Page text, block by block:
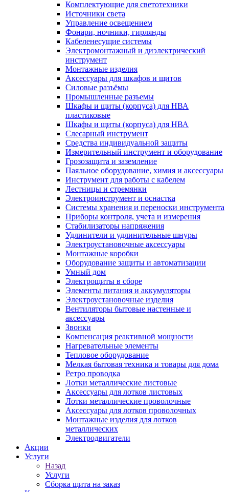
Комплектующие для светотехники
Источники света
Управление освещением
Фонари, ночники, гирлянды
Кабеленесущие системы
Электромонтажный и диэлектрический
инструмент
Монтажные изделия
Аксессуары для шкафов и щитов
Силовые разъёмы
Промышленные разъемы
Шкафы и щиты (корпуса) для НВА
пластиковые
Шкафы и щиты (корпуса) для НВА
Слесарный инструмент
Средства индивидуальной защиты
Измерительный инструмент и оборудование
Грозозащита и заземление
Паяльное оборудование, химия и аксессуары
Инструмент для работы с кабелем
Лестницы и стремянки
Электроинструмент и оснастка
Системы хранения и переноски инструмента
Приборы контроля, учета и измерения
Стабилизаторы напряжения
Удлинители и удлинительные шнуры
Электроустановочные аксессуары
Монтажные коробки
Оборудование защиты и автоматизации
Умный дом
Электрощиты в сборе
Элементы питания и аккумуляторы
Электроустановочные изделия
Вентиляторы бытовые настенные и
аксессуары
Звонки
Компенсация реактивной мощности
Нагревательные элементы
Тепловое оборудование
Мелкая бытовая техника и товары для дома
Ретро проводка
Лотки металлические листовые
Аксессуары для лотков листовых
Лотки металлические проволочные
Аксессуары для лотков проволочных
Монтажные изделия для лотков
металлических
Электродвигатели
Акции
Услуги
Назад
Услуги
Сборка щита на заказ